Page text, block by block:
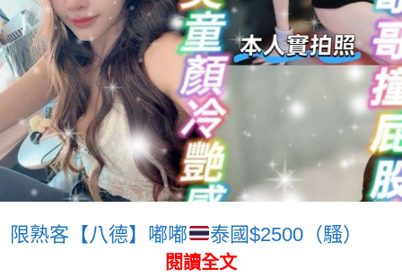
限熟客【八德】嘟嘟 泰國$2500（騷）
閱讀全文